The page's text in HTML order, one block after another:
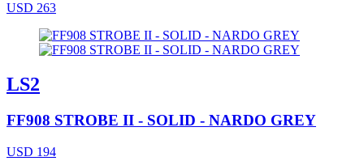
USD 263
LS2
FF908 STROBE II - SOLID - NARDO GREY
USD 194